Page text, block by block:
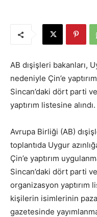
AB dışişleri bakanları,
nedeniyle Çin’e
Sincan’daki dört parti
yaptırım listesine alındı.
Avrupa Birliği (AB)
toplantıda Uygur
Çin’e yaptırım
Sincan’daki dört parti
organizasyon yaptırım
kişilerin isimlerinin
gazetesinde